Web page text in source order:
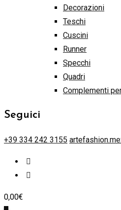
Decorazioni
Teschi
Cuscini
Runner
Specchi
Quadri
Complementi
Seguici
+39 334 242 3155
0,00€